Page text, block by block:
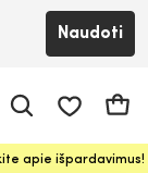
Naudoti
apie išpardavimus!